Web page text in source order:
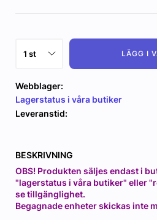
LÄGG I
Webblager:
Lagerstatus i våra butiker
Leveranstid:
BESKRIVNING
OBS! Produkten säljes endast i
"lagerstatus i våra butiker" eller
se tillgänglighet.
Begagnade enheter skickas inte